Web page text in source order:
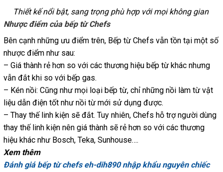
Thiết kế nổi bật, sang trọng phù hợp với mọi không gian
Nhược điểm của bếp từ Chefs
Bên cạnh những ưu điểm trên, Bếp từ Chefs vẫn tồn tại một số
nhược điểm như sau:
– Giá thành rẻ hơn so với các thương hiệu bếp từ khác nhưng
vẫn đắt khi so với bếp gas.
– Kén nồi: Cũng như mọi loại bếp từ, chỉ những nồi làm từ vật
liệu dẫn điện tốt như nồi từ mới sử dụng được.
– Thay thế linh kiện sẽ đắt. Tuy nhiên, Chefs hỗ trợ người dùng
thay thế linh kiện nên giá thành sẽ rẻ hơn so với các thương
hiệu khác như Bosch, Teka, Sunhouse….
Xem thêm
Đánh giá bếp từ chefs eh-dih890 nhập khẩu nguyên chiếc